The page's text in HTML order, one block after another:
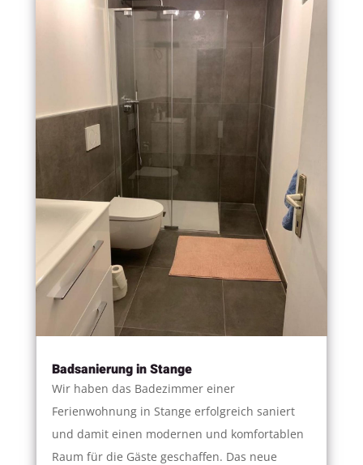
Badsanierung in Stange
Wir haben das Badezimmer einer
Ferienwohnung in Stange erfolgreich saniert
und damit einen modernen und komfortablen
Raum für die Gäste geschaffen. Das neue